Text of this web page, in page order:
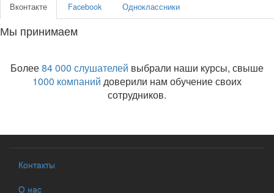
Вконтакте Facebook Одноклассники
Мы принимаем
Более84 000 слушателей выбрали наши курсы, свыше
1000 компаний доверили нам обучение своих
сотрудников.
Контакты
О нас